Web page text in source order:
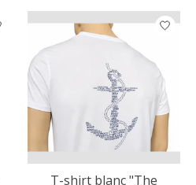
T-shirt blanc "The